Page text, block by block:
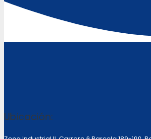
Ubicación: